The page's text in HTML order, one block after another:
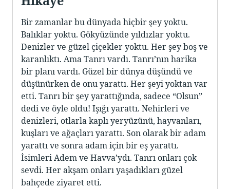
Bir zamanlar bu dünyada hiçbir şey yoktu.
Balıklar yoktu. Gökyüzünde yıldızlar yoktu.
Denizler ve güzel çiçekler yoktu. Her şey boş ve
karanlıktı. Ama Tanrı vardı. Tanrı’nın harika
bir planı vardı. Güzel bir dünya düşündü ve
düşünürken de onu yarattı. Her şeyi yoktan var
etti. Tanrı bir şey yarattığında, sadece “Olsun”
dedi ve öyle oldu! Işığı yarattı. Nehirleri ve
denizleri, otlarla kaplı yeryüzünü, hayvanları,
kuşları ve ağaçları yarattı. Son olarak bir adam
yarattı ve sonra adam için bir eş yarattı.
İsimleri Adem ve Havva’ydı. Tanrı onları çok
sevdi. Her akşam onları yaşadıkları güzel
bahçede ziyaret etti.